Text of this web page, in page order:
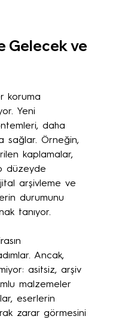
Gelecek ve
koruma
Yeni
daha
sağlar. Örneğin,
kaplamalar,
düzeyde
arşivleme ve
durumunu
tanıyor.
Ancak,
asitsiz, arşiv
malzemeler
eserlerin
zarar görmesini